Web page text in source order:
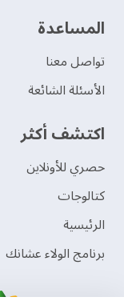
‫المساعدة‬
تواصل معنا
الأسئلة الشائعة
اكتشف أكثر
حصري للأونلاين
‫كتالوجات‬
الرئيسية
برنامج الولاء عشانك